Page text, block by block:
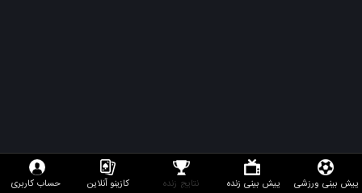
پیش بینی ورزشی پیش بینی زنده نتایج زنده کازینو آنلاین حساب کاربری